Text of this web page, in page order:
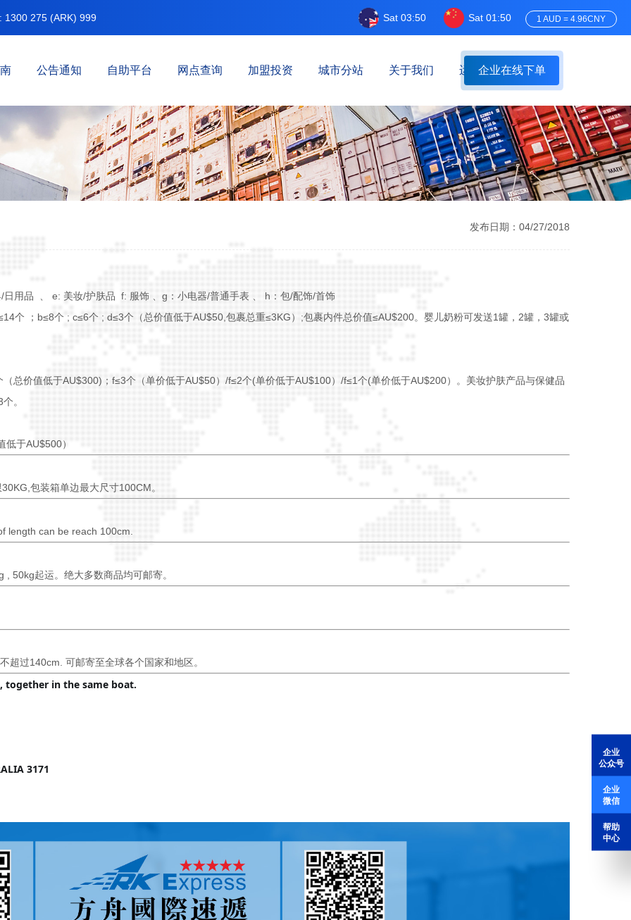
1300 275 (ARK) 999 Sat 03:50 Sat 01:50 1 AUD = 4.96CNY
公告通知 自助平台 网点查询 加盟投资 城市分站 关于我们 运费估算
企业在线下单
发布日期：04/27/2018
用品 、 e: 美妆/护肤品 f: 服饰 、g：小电器/普通手表 、 h：包/配饰/首饰
个 ；b≤8个 ; c≤6个 ; d≤3个（总价值低于AU$50,包裹总重≤3KG）;包裹内件总价值≤AU$200。婴儿奶粉可发送1罐，2罐，3罐或
总价值低于AU$300)；f≤3个（单价低于AU$50）/f≤2个(单价低于AU$100）/f≤1个(单价低于AU$200）。美妆护肤产品与保健品
。
于AU$500）
包装箱单边最大尺寸100CM。
length can be reach 100cm.
50kg起运。绝大多数商品均可邮寄。
超过140cm. 可邮寄至全球各个国家和地区。
together in the same boat.
3171
订单
查询
企业
公众号
企业
微信
帮助
中心